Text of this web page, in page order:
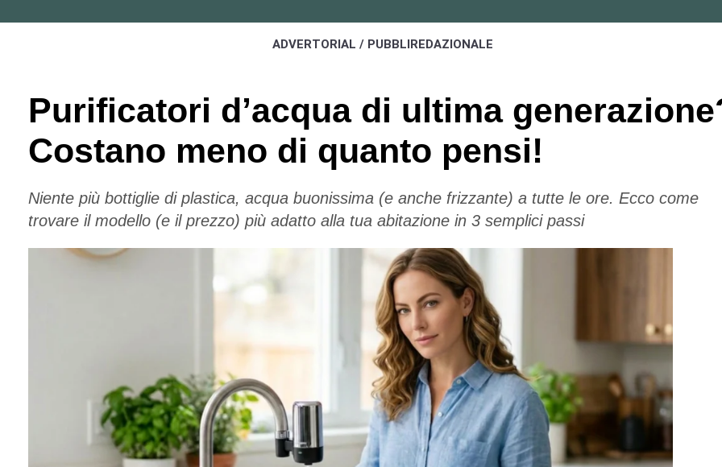
ADVERTORIAL / PUBBLIREDAZIONALE
Purificatori d’acqua di ultima
Costano meno di quanto pensi!
Niente più bottiglie di plastica, acqua buonissima (e anche frizzante) a tutte le ore. Ecco come
trovare il modello (e il prezzo) più adatto alla tua abitazione in 3 semplici passi